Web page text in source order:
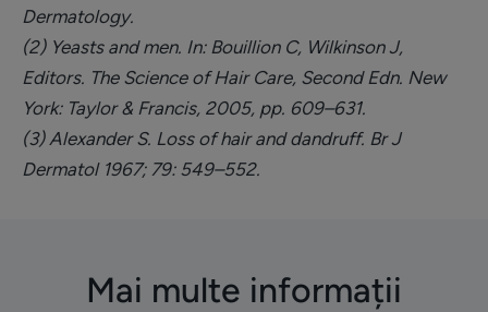
Dermatology.
(2) Yeasts and men. In: Bouillion C, Wilkinson J,
Editors. The Science of Hair Care, Second Edn. New
York: Taylor & Francis, 2005, pp. 609–631.
(3) Alexander S. Loss of hair and dandruff. Br J
Dermatol 1967; 79: 549–552.
Mai multe informații